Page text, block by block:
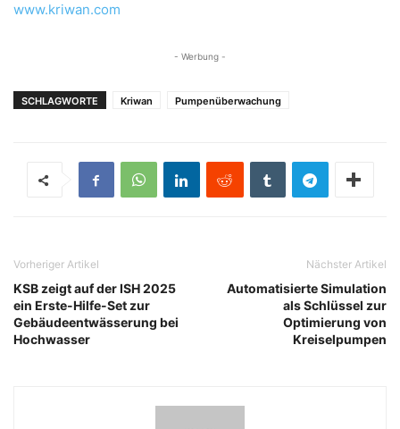
www.kriwan.com
- Werbung -
SCHLAGWORTE Kriwan Pumpenüberwachung
Vorheriger Artikel
KSB zeigt auf der ISH 2025
ein Erste-Hilfe-Set zur
Gebäudeentwässerung bei
Hochwasser
Nächster Artikel
Automatisierte Simulation
als Schlüssel zur
Optimierung von
Kreiselpumpen